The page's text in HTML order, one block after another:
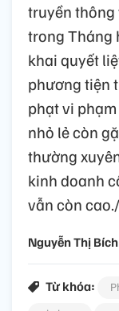
truyền thông
trong Tháng
khai quyết
phương tiện
phạt vi
nhỏ lẻ còn
thường
kinh doanh
vẫn còn
Nguyễn Thị
Từ khóa: